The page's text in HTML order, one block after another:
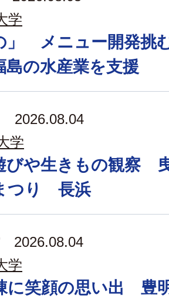
学
」 メニュー開発
島の水産業を支援
2026.08.04
学
びや生きもの観察
つり 長浜
2026.08.04
学
に笑顔の思い出 豊